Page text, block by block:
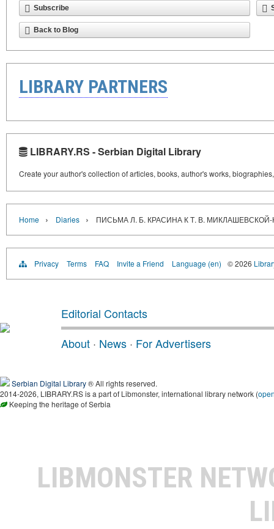
Subscribe
Back to Blog
LIBRARY PARTNERS
LIBRARY.RS - Serbian Digital Library
Create your author's collection of articles, books, author's works,
Home › Diaries › ПИСЬМА Л. Б. КРАСИНА К Т. В.
Privacy Terms FAQ Invite a Friend Language (en) © 2026
Editorial Contacts
About · News · For Advertisers
Serbian Digital Library® All rights reserved.
2014-2026, LIBRARY.RS is a part of Libmonster, international library network (
Keeping the heritage of Serbia
LIBMONSTER